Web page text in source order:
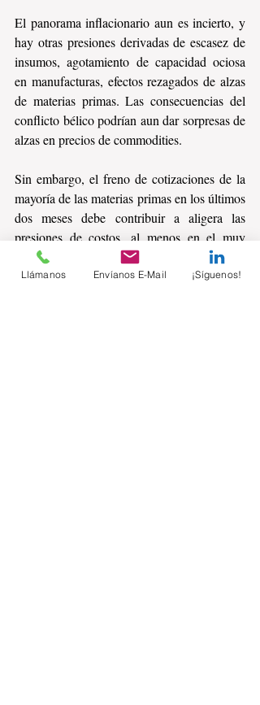
El panorama inflacionario aun es incierto, y
hay otras presiones derivadas de escasez de
insumos, agotamiento de capacidad ociosa
en manufacturas, efectos rezagados de alzas
de materias primas. Las consecuencias del
conflicto bélico podrían aun dar sorpresas de
alzas en precios de commodities.
Sin embargo, el freno de cotizaciones de la
mayoría de las materias primas en los últimos
dos meses debe contribuir a aligera las
presiones de costos, al menos en el muy
corto plazo.
Llámanos Envíanos E-Mail ¡Síguenos!